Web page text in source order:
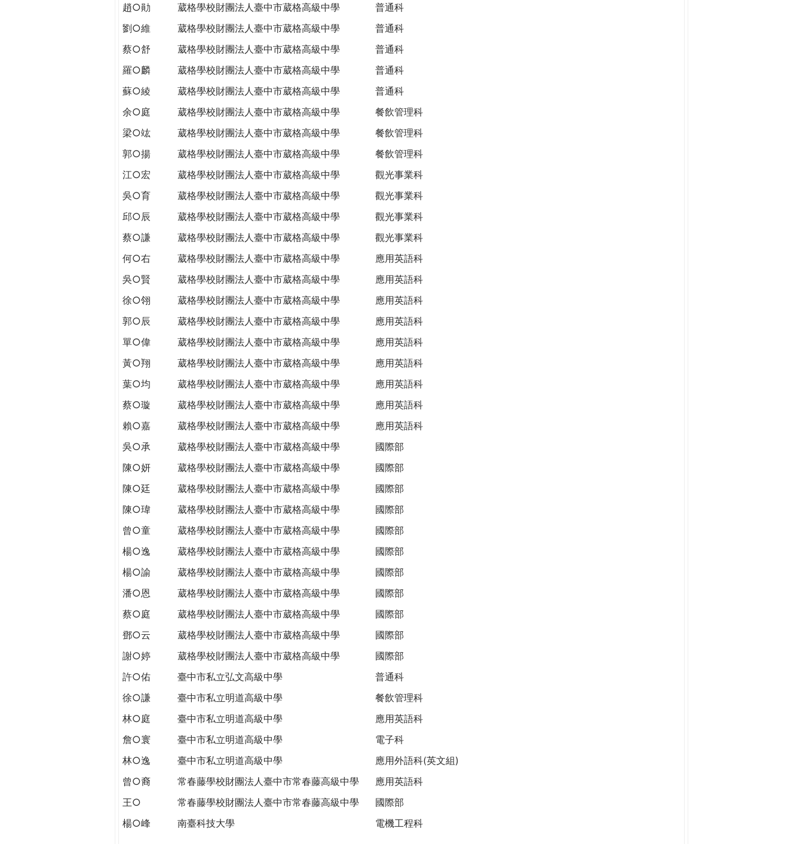
趙○勛
葳格學校財團法人臺中市葳格高級中學
普通科
劉○維
葳格學校財團法人臺中市葳格高級中學
普通科
蔡○舒
葳格學校財團法人臺中市葳格高級中學
普通科
羅○麟
葳格學校財團法人臺中市葳格高級中學
普通科
蘇○綾
葳格學校財團法人臺中市葳格高級中學
普通科
余○庭
葳格學校財團法人臺中市葳格高級中學
餐飲管理科
梁○竑
葳格學校財團法人臺中市葳格高級中學
餐飲管理科
郭○揚
葳格學校財團法人臺中市葳格高級中學
餐飲管理科
江○宏
葳格學校財團法人臺中市葳格高級中學
觀光事業科
吳○育
葳格學校財團法人臺中市葳格高級中學
觀光事業科
邱○辰
葳格學校財團法人臺中市葳格高級中學
觀光事業科
蔡○謙
葳格學校財團法人臺中市葳格高級中學
觀光事業科
何○右
葳格學校財團法人臺中市葳格高級中學
應用英語科
吳○賢
葳格學校財團法人臺中市葳格高級中學
應用英語科
徐○翎
葳格學校財團法人臺中市葳格高級中學
應用英語科
郭○辰
葳格學校財團法人臺中市葳格高級中學
應用英語科
單○偉
葳格學校財團法人臺中市葳格高級中學
應用英語科
黃○翔
葳格學校財團法人臺中市葳格高級中學
應用英語科
葉○均
葳格學校財團法人臺中市葳格高級中學
應用英語科
蔡○璇
葳格學校財團法人臺中市葳格高級中學
應用英語科
賴○嘉
葳格學校財團法人臺中市葳格高級中學
應用英語科
吳○承
葳格學校財團法人臺中市葳格高級中學
國際部
陳○妍
葳格學校財團法人臺中市葳格高級中學
國際部
陳○廷
葳格學校財團法人臺中市葳格高級中學
國際部
陳○瑋
葳格學校財團法人臺中市葳格高級中學
國際部
曾○童
葳格學校財團法人臺中市葳格高級中學
國際部
楊○逸
葳格學校財團法人臺中市葳格高級中學
國際部
楊○諭
葳格學校財團法人臺中市葳格高級中學
國際部
潘○恩
葳格學校財團法人臺中市葳格高級中學
國際部
蔡○庭
葳格學校財團法人臺中市葳格高級中學
國際部
鄧○云
葳格學校財團法人臺中市葳格高級中學
國際部
謝○婷
葳格學校財團法人臺中市葳格高級中學
國際部
許○佑
臺中市私立弘文高級中學
普通科
徐○謙
臺中市私立明道高級中學
餐飲管理科
林○庭
臺中市私立明道高級中學
應用英語科
詹○寰
臺中市私立明道高級中學
電子科
林○逸
臺中市私立明道高級中學
應用外語科(英文組)
曾○裔
常春藤學校財團法人臺中市常春藤高級中學
應用英語科
王○
常春藤學校財團法人臺中市常春藤高級中學
國際部
楊○峰
南臺科技大學 電機工程科